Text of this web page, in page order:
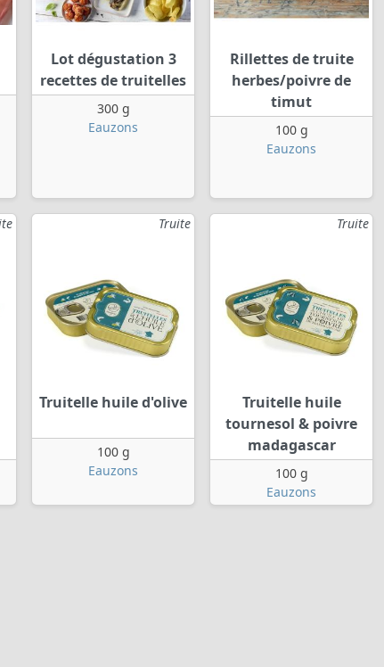
Lot dégustation 3
recettes de truitelles
300 g
Eauzons
Rillettes de truite
herbes/poivre de
timut
100 g
Eauzons
Truite
Truitelle huile d'olive
100 g
Eauzons
Truite
Truitelle huile
tournesol & poivre
madagascar
100 g
Eauzons